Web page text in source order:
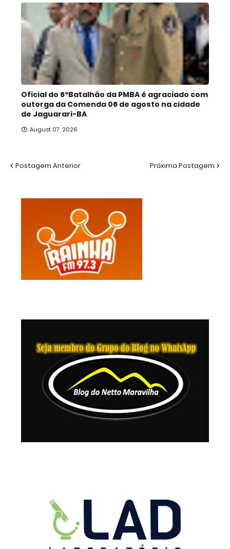
Oficial do 6ºBatalhão da PMBA é agraciado com
outorga da Comenda 06 de agosto na cidade
de Jaguarari-BA
August 07, 2026
Postagem Anterior Próxima Postagem